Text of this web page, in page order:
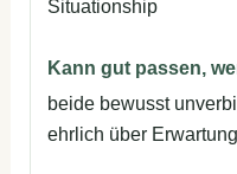
Situationship
beide bewusst
ehrlich über